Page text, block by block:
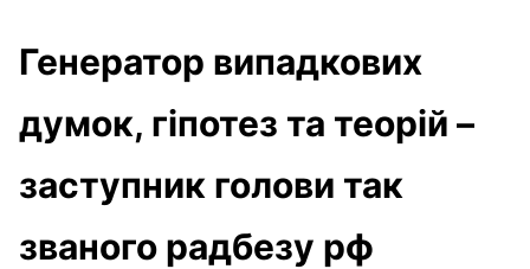
Генератор випадкових
думок, гіпотез та теорій –
заступник голови так
званого радбезу рф